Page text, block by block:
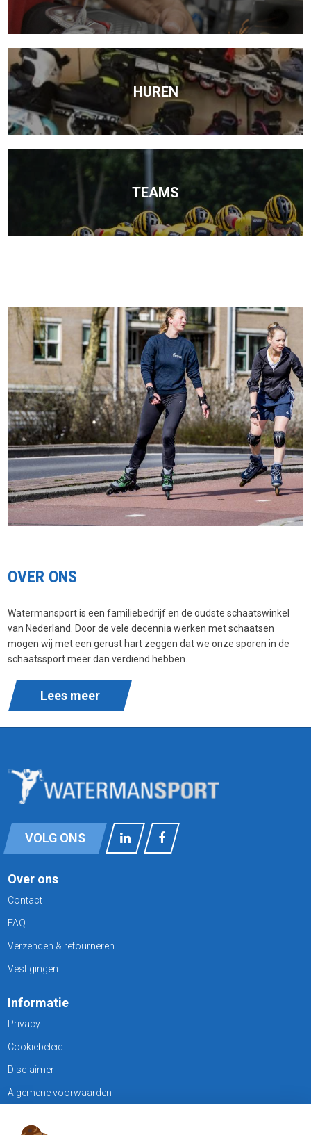
HUREN
TEAMS
OVER ONS
Watermansport is een familiebedrijf en de oudste schaatswinkel
van Nederland. Door de vele decennia werken met schaatsen
mogen wij met een gerust hart zeggen dat we onze sporen in de
schaatssport meer dan verdiend hebben.
Lees meer
VOLG ONS
Over ons
Contact
FAQ
Verzenden & retourneren
Vestigingen
Informatie
Privacy
Cookiebeleid
Disclaimer
Algemene voorwaarden
KLANTENSERVICE